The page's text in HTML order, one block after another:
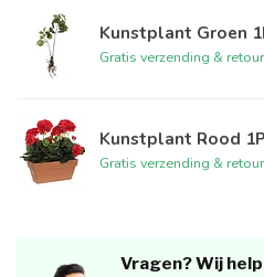
Kunstplant Groen
Gratis verzending & retour
Kunstplant Rood
Gratis verzending & retour
Vragen? Wij